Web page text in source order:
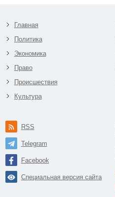
Главная
Политика
Экономика
Право
Происшествия
Культура
RSS
Telegram
Facebook
Специальная версия сайта